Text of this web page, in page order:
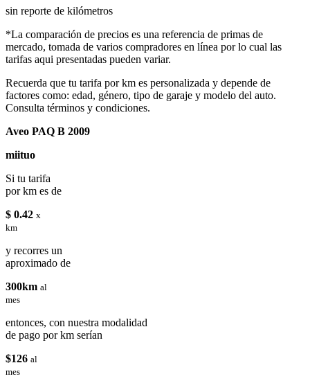
sin reporte de kilómetros
*La comparación de precios es una referencia de primas de
mercado, tomada de varios compradores en línea por lo cual las
tarifas aqui presentadas pueden variar.
Recuerda que tu tarifa por km es personalizada y depende de
factores como: edad, género, tipo de garaje y modelo del auto.
Consulta términos y condiciones.
Aveo PAQ B 2009
miituo
Si tu tarifa
por km es de
$ 0.42 x
km
y recorres un
aproximado de
300km al
mes
entonces, con nuestra modalidad
de pago por km serían
$126 al
mes